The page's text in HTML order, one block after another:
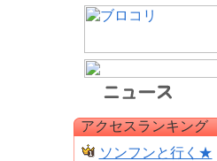
アクセスランキング
ソンフンと行く★